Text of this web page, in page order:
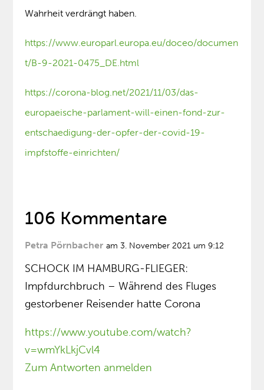
Wahrheit verdrängt haben.
https://www.europarl.europa.eu/doceo/documen
t/B-9-2021-0475_DE.html
https://corona-blog.net/2021/11/03/das-
europaeische-parlament-will-einen-fond-zur-
entschaedigung-der-opfer-der-covid-19-
impfstoffe-einrichten/
106 Kommentare
Petra Pörnbacher am 3. November 2021 um 9:12
SCHOCK IM HAMBURG-FLIEGER:
Impfdurchbruch – Während des Fluges
gestorbener Reisender hatte Corona
https://www.youtube.com/watch?
v=wmYkLkjCvl4
Zum Antworten anmelden